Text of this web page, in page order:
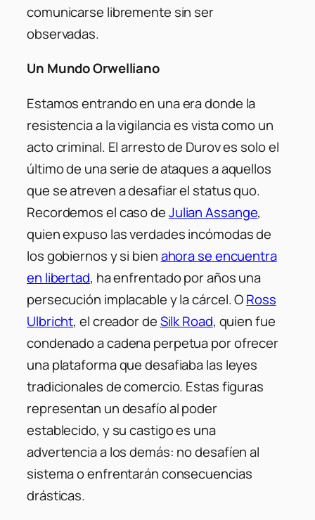
comunicarse libremente sin ser
observadas.
Un Mundo Orwelliano
Estamos entrando en una era donde la
resistencia a la vigilancia es vista como un
acto criminal. El arresto de Durov es solo el
último de una serie de ataques a aquellos
que se atreven a desafiar el status quo.
Recordemos el caso deJulian Assange,
quien expuso las verdades incómodas de
los gobiernos y si bienahora se encuentra
en libertad, ha enfrentado por años una
persecución implacable y la cárcel. ORoss
Ulbricht, el creador deSilk Road, quien fue
condenado a cadena perpetua por ofrecer
una plataforma que desafiaba las leyes
tradicionales de comercio. Estas figuras
representan un desafío al poder
establecido, y su castigo es una
advertencia a los demás: no desafíen al
sistema o enfrentarán consecuencias
drásticas.